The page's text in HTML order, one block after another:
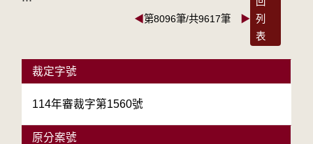
◀第8096筆/共9617筆 ▶ 列
表
裁定字號
114年審裁字第1560號
原分案號